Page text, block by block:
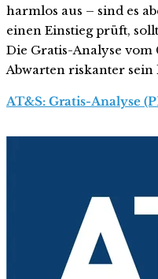
harmlos aus – sind es
einen Einstieg prüft,
Die Gratis-Analyse vom
Abwarten riskanter sein
AT&S: Gratis-Analyse